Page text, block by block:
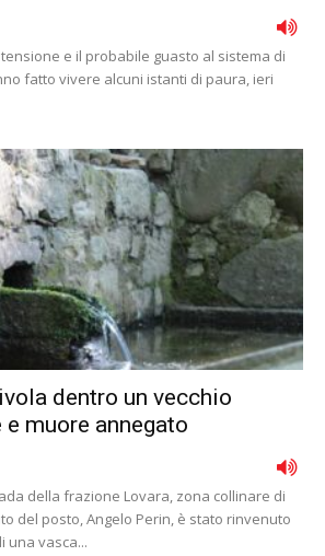
e il probabile guasto al sistema di
fatto vivere alcuni istanti di paura, ieri
dentro un vecchio
muore annegato
della frazione Lovara, zona collinare di
del posto, Angelo Perin, è stato rinvenuto
una vasca...